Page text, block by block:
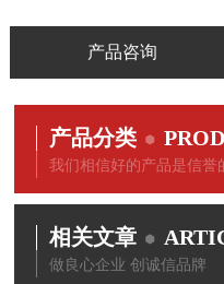
产品咨询
产品分类
我们相信好的产品是信誉
相关文章
做良心企业 创诚信品牌